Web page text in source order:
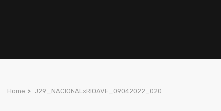
Home > J29_NACIONALxRIOAVE_09042022_020